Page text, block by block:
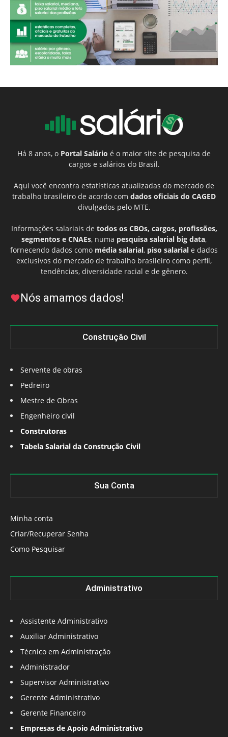
Há 8 anos, o Portal Salário é o maior site de pesquisa de
cargos e salários do Brasil.
Aqui você encontra estatísticas atualizadas do mercado de
trabalho brasileiro de acordo com dados oficiais do CAGED
divulgados pelo MTE.
Informações salariais de todos os CBOs, cargos, profissões,
segmentos e CNAEs, numa pesquisa salarial big data,
fornecendo dados como média salarial, piso salarial e dados
exclusivos do mercado de trabalho brasileiro como perfil,
tendências, diversidade racial e de gênero.
Nós amamos dados!
Construção Civil
Servente de obras
Pedreiro
Mestre de Obras
Engenheiro civil
Construtoras
Tabela Salarial da Construção Civil
Sua Conta
Minha conta
Criar/Recuperar Senha
Como Pesquisar
Administrativo
Assistente Administrativo
Auxiliar Administrativo
Técnico em Administração
Administrador
Supervisor Administrativo
Gerente Administrativo
Gerente Financeiro
Empresas de Apoio Administrativo